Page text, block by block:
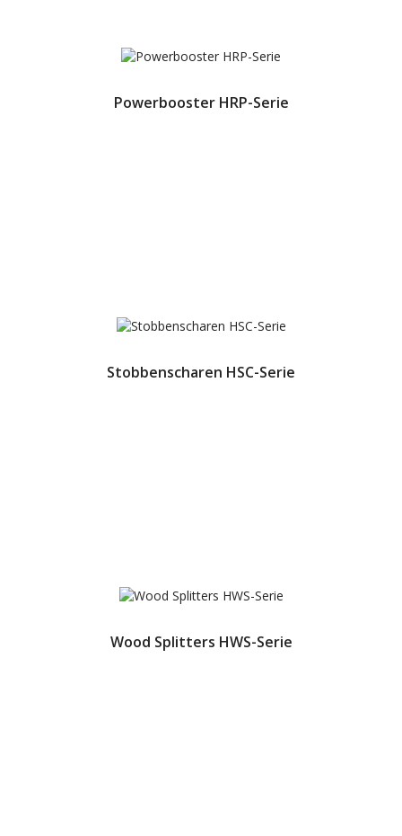
Powerbooster HRP-Serie
Stobbenscharen HSC-Serie
Wood Splitters HWS-Serie